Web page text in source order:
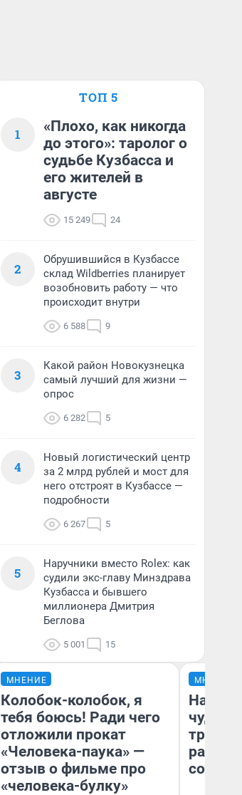
ТОП 5
1
«Плохо, как никогда
до этого»: таролог о
судьбе Кузбасса и
его жителей в
августе
15 249 24
2
Обрушившийся в Кузбассе
склад Wildberries планирует
возобновить работу — что
происходит внутри
6 588 9
3
Какой район Новокузнецка
самый лучший для жизни —
опрос
6 282 5
4
Новый логистический центр
за 2 млрд рублей и мост для
него отстроят в Кузбассе —
подробности
6 267 5
5
Наручники вместо Rolex: как
судили экс-главу Минздрава
Кузбасса и бывшего
миллионера Дмитрия
Беглова
5 001 15
МНЕНИЕ
Колобок-колобок, я
тебя боюсь! Ради чего
отложили прокат
«Человека-паука» —
отзыв о фильме про
«человека-булку»
МНЕНИЕ
чудом